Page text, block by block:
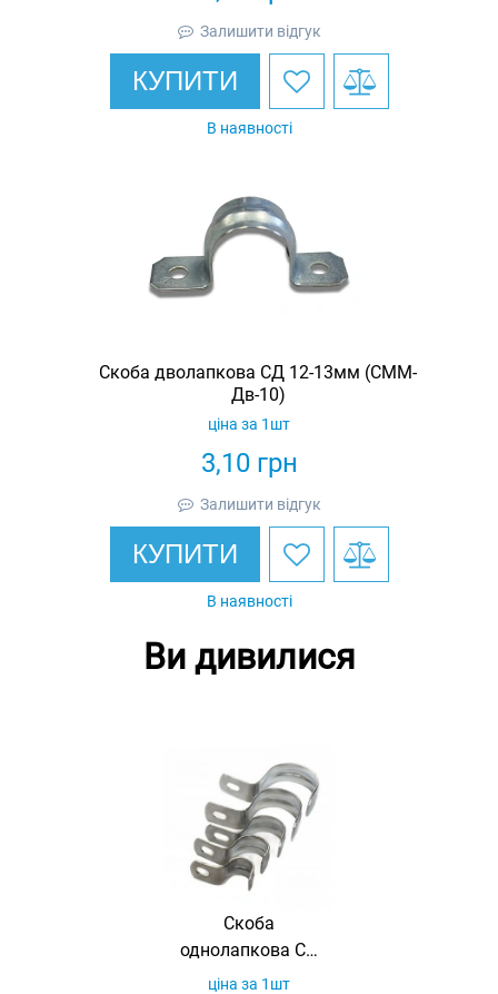
Залишити відгук
КУПИТИ
В наявності
Скоба дволапкова СД 12-13мм (СММ-
Дв-10)
3,10грн
ціна за 1шт
Залишити відгук
КУПИТИ
В наявності
Ви дивилися
Скоба
однолапкова СО
16-17мм, СММ-L-
ціна за 1шт